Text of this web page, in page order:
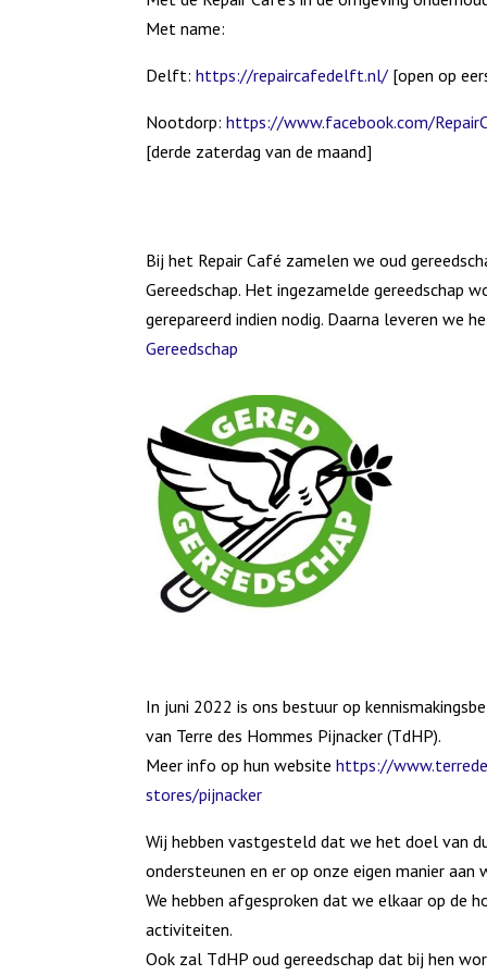
Met name:
Delft:https://repaircafedelft.nl/ [open op
Nootdorp:https://www.facebook.com/
[derde zaterdag van de maand]
Bij het Repair Café zamelen we oud
Gereedschap. Het ingezamelde gereedschap
gerepareerd indien nodig. Daarna leveren we
Gereedschap
In juni 2022 is ons bestuur op
van Terre des Hommes Pijnacker (TdHP).
Meer info op hun websitehttps://
stores/pijnacker
Wij hebben vastgesteld dat we het doel van
ondersteunen en er op onze eigen manier aan
We hebben afgesproken dat we elkaar op de
activiteiten.
Ook zal TdHP oud gereedschap dat bij hen